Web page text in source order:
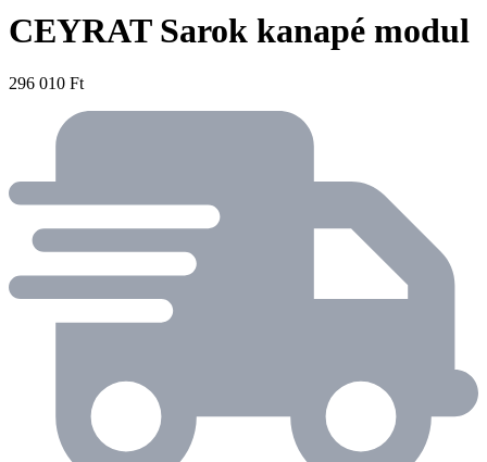
CEYRAT Sarok kanapé modul
296 010 Ft